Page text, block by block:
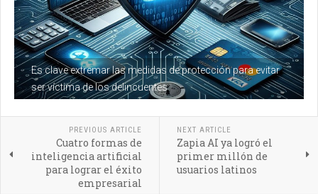
Es clave extremar las medidas de protección para evitar
ser víctima de los delincuentes
PREVIOUS ARTICLE
Cuatro formas de
inteligencia artificial
para lograr el éxito
empresarial
NEXT ARTICLE
Zapia AI ya logró el
primer millón de
usuarios latinos